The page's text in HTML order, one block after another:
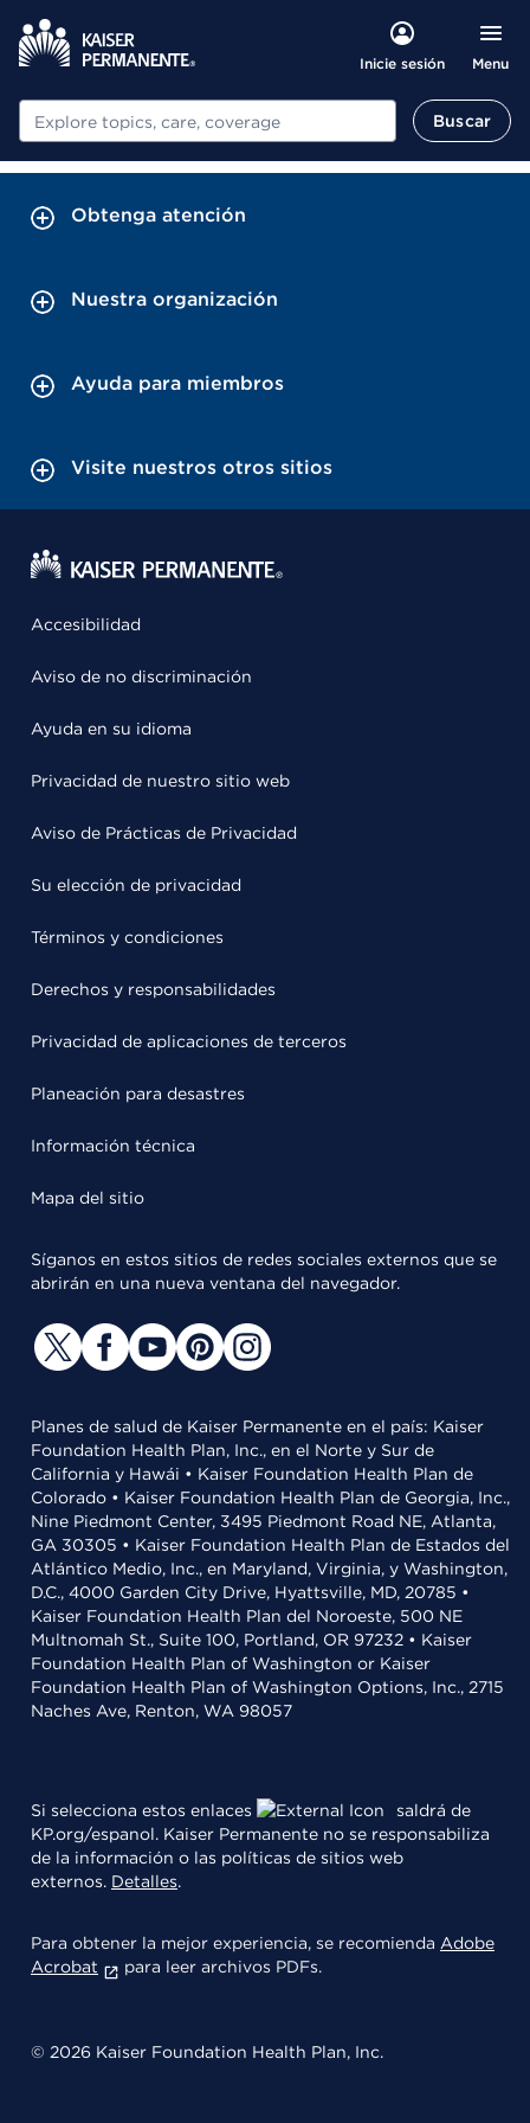
Inicie sesión Menu
Buscar Buscar
Obtenga atención
Nuestra organización
Ayuda para miembros
Visite nuestros otros sitios
Accesibilidad
Aviso de no discriminación
Ayuda en su idioma
Privacidad de nuestro sitio web
Aviso de Prácticas de Privacidad
Su elección de privacidad
Términos y condiciones
Derechos y responsabilidades
Privacidad de aplicaciones de terceros
Planeación para desastres
Información técnica
Mapa del sitio
Síganos en estos sitios de redes sociales externos que se
abrirán en una nueva ventana del navegador.
Planes de salud de Kaiser Permanente en el país: Kaiser
Foundation Health Plan, Inc., en el Norte y Sur de
California y Hawái • Kaiser Foundation Health Plan de
Colorado • Kaiser Foundation Health Plan de Georgia, Inc.,
Nine Piedmont Center, 3495 Piedmont Road NE, Atlanta,
GA 30305 • Kaiser Foundation Health Plan de Estados del
Atlántico Medio, Inc., en Maryland, Virginia, y Washington,
D.C., 4000 Garden City Drive, Hyattsville, MD, 20785 •
Kaiser Foundation Health Plan del Noroeste, 500 NE
Multnomah St., Suite 100, Portland, OR 97232 • Kaiser
Foundation Health Plan of Washington or Kaiser
Foundation Health Plan of Washington Options, Inc., 2715
Naches Ave, Renton, WA 98057
Si selecciona estos enlaces
saldrá de
KP.org/espanol. Kaiser Permanente no se responsabiliza
de la información o las políticas de sitios web
externos. Detalles.
Para obtener la mejor experiencia, se recomienda Adobe
Acrobat
para leer archivos PDFs.
© 2026 Kaiser Foundation Health Plan, Inc.